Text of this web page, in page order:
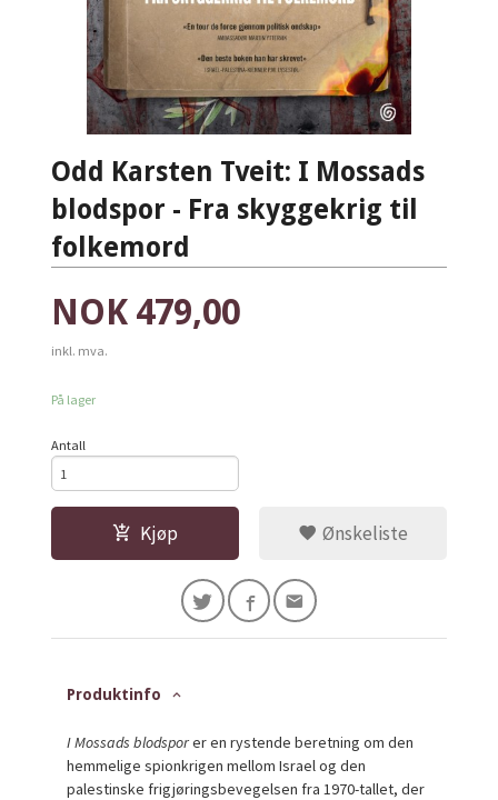
Odd Karsten Tveit: I Mossads
blodspor - Fra skyggekrig til
folkemord
Pris
NOK 479,00
inkl. mva.
På lager
Antall
Kjøp Ønskeliste
Produktinfo
I Mossads blodsporer en rystende beretning om den
hemmelige spionkrigen mellom Israel og den
palestinske frigjøringsbevegelsen fra 1970-tallet, der